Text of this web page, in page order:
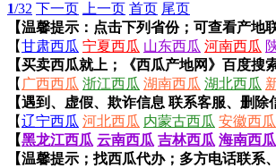
1/32 下一页 上一页 首页 尾页
【温馨提示：点击下列省份；可查看产地
【甘肃西瓜 宁夏西瓜 山东西瓜 河南西瓜
【买卖西瓜就上；《西瓜产地网》百度搜
【 广西西瓜 浙江西瓜 湖南西瓜 湖北西瓜
【遇到、虚假、欺诈信息 联系客服、删除
【辽宁西瓜 河北西瓜 内蒙古西瓜 安徽西瓜
【黑龙江西瓜 云南西瓜 吉林西瓜 海南西瓜
【温馨提示；找西瓜代办；多方电话联系